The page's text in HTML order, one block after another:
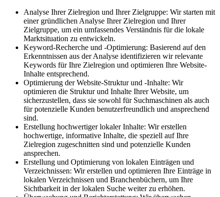
Analyse Ihrer Zielregion und Ihrer Zielgruppe: Wir starten mit
einer gründlichen Analyse Ihrer Zielregion und Ihrer
Zielgruppe, um ein umfassendes Verständnis für die lokale
Marktsituation zu entwickeln.
Keyword-Recherche und -Optimierung: Basierend auf den
Erkenntnissen aus der Analyse identifizieren wir relevante
Keywords für Ihre Zielregion und optimieren Ihre Website-
Inhalte entsprechend.
Optimierung der Website-Struktur und -Inhalte: Wir
optimieren die Struktur und Inhalte Ihrer Website, um
sicherzustellen, dass sie sowohl für Suchmaschinen als auch
für potenzielle Kunden benutzerfreundlich und ansprechend
sind.
Erstellung hochwertiger lokaler Inhalte: Wir erstellen
hochwertige, informative Inhalte, die speziell auf Ihre
Zielregion zugeschnitten sind und potenzielle Kunden
ansprechen.
Erstellung und Optimierung von lokalen Einträgen und
Verzeichnissen: Wir erstellen und optimieren Ihre Einträge in
lokalen Verzeichnissen und Branchenbüchern, um Ihre
Sichtbarkeit in der lokalen Suche weiter zu erhöhen.